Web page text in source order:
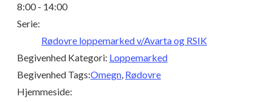
8:00 - 14:00
Serie:
Rødovre loppemarked v/Avarta og RSIK
Begivenhed Kategori: Loppemarked
Begivenhed Tags:Omegn, Rødovre
Hjemmeside: